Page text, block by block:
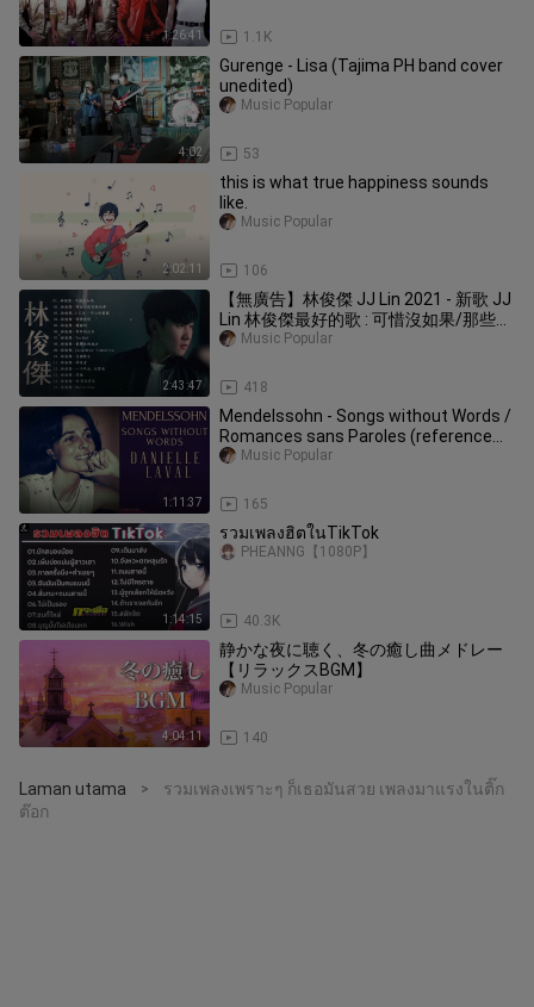
1:26:41 1.1K
4:02
Gurenge - Lisa (Tajima PH band cover
unedited)
53
Music Popular
2:02:11
this is what true happiness sounds
like.
106
Music Popular
2:43:47
【無廣告】林俊傑 JJ Lin 2021 - 新歌 JJ
Lin 林俊傑最好的歌 : 可惜沒如果/那些你
很冒險的夢/手心的薔薇/修煉愛情 ||
418
Music Popular
1:11:37
Mendelssohn - Songs without Words /
Romances sans Paroles (reference
recording: Danielle Laval)
165
Music Popular
1:14:15
รวมเพลงฮิตในTikTok
40.3K
PHEANNG【1080P】
4:04:11
静かな夜に聴く、冬の癒し曲メドレー
【リラックスBGM】
140
Music Popular
Laman utama >
รวมเพลงเพราะๆ ก็เธอมันสวย เพลงมาแรงในติ๊ก
ต๊อก